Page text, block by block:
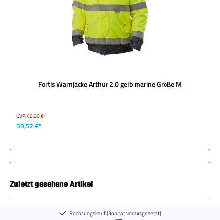
Fortis Warnjacke Arthur 2.0 gelb marine Größe M
UVP:88,06 €*
59,52 €*
Zuletzt gesehene Artikel
Rechnungskauf (Bonität vorausgesetzt)